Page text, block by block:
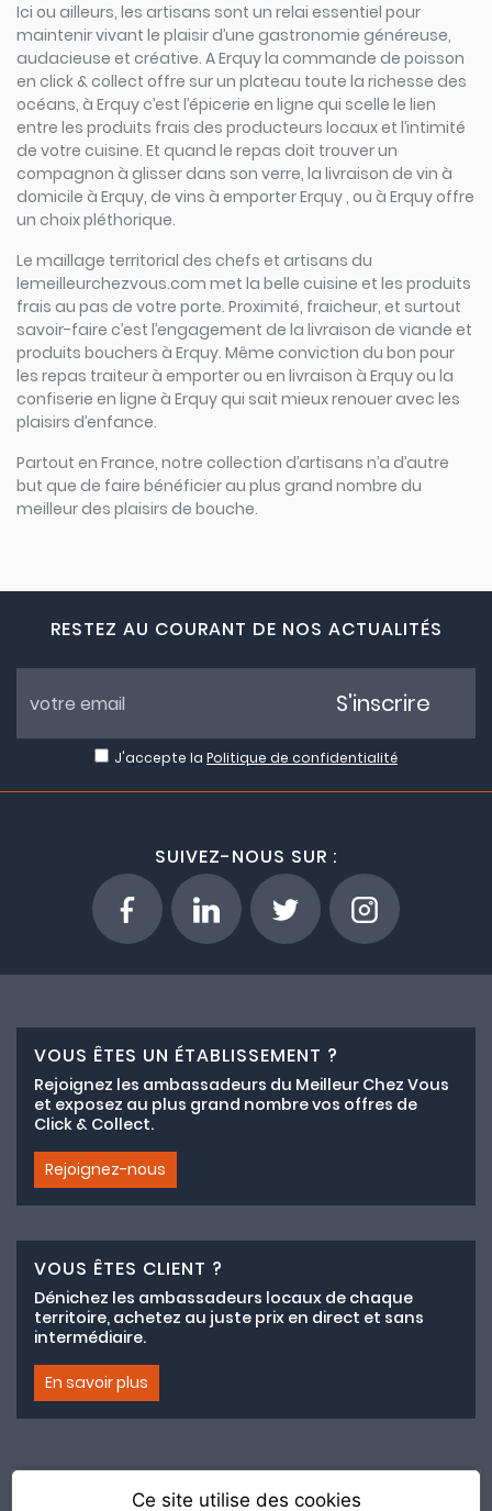
Ici ou ailleurs, les artisans sont un relai essentiel pour
maintenir vivant le plaisir d’une gastronomie généreuse,
audacieuse et créative. A Erquy la commande de poisson
en click & collect offre sur un plateau toute la richesse des
océans, à Erquy c’est l’épicerie en ligne qui scelle le lien
entre les produits frais des producteurs locaux et l’intimité
de votre cuisine. Et quand le repas doit trouver un
compagnon à glisser dans son verre, la livraison de vin à
domicile à Erquy, de vins à emporter Erquy , ou à Erquy offre
un choix pléthorique.
Le maillage territorial des chefs et artisans du
lemeilleurchezvous.com met la belle cuisine et les produits
frais au pas de votre porte. Proximité, fraicheur, et surtout
savoir-faire c’est l’engagement de la livraison de viande et
produits bouchers à Erquy. Même conviction du bon pour
les repas traiteur à emporter ou en livraison à Erquy ou la
confiserie en ligne à Erquy qui sait mieux renouer avec les
plaisirs d’enfance.
Partout en France, notre collection d’artisans n’a d’autre
but que de faire bénéficier au plus grand nombre du
meilleur des plaisirs de bouche.
RESTEZ AU COURANT DE NOS ACTUALITÉS
J'accepte la Politique de confidentialité
S'inscrire
SUIVEZ-NOUS SUR :
VOUS ÊTES UN ÉTABLISSEMENT ?
Rejoignez les ambassadeurs du Meilleur Chez Vous
et exposez au plus grand nombre vos offres de
Click & Collect.
Rejoignez-nous
VOUS ÊTES CLIENT ?
Dénichez les ambassadeurs locaux de chaque
territoire, achetez au juste prix en direct et sans
intermédiaire.
En savoir plus
Ce site utilise des cookies